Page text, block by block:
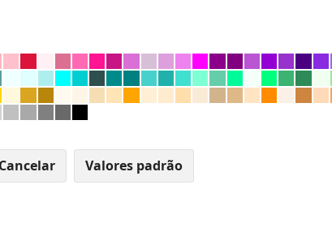
Cancelar